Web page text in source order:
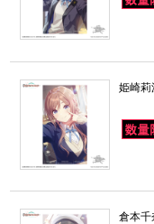
姫崎莉
倉本千